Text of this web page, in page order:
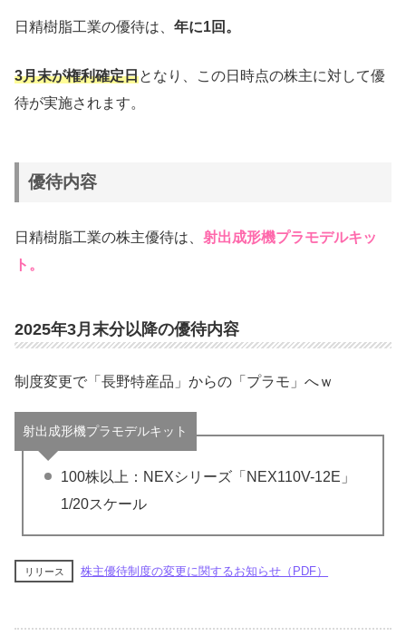
日精樹脂工業の優待は、 年に1回。
3月末が権利確定日となり、この日時点の株主に対して優
待が実施されます。
優待内容
日精樹脂工業の株主優待は、 射出成形機プラモデルキッ
ト。
2025年3月末分以降の優待内容
制度変更で「長野特産品」からの「プラモ」へｗ
射出成形機プラモデルキット
100株以上：NEXシリーズ「NEX110V-12E」
1/20スケール
リリース 株主優待制度の変更に関するお知らせ（PDF）